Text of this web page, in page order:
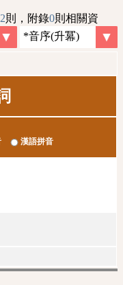
2則，附錄0則相關資
漢語拼音